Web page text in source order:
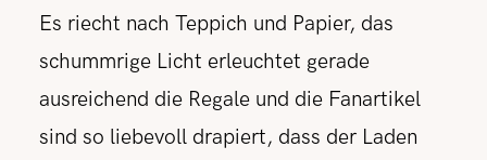
Es riecht nach Teppich und Papier, das
schummrige Licht erleuchtet gerade
ausreichend die Regale und die Fanartikel
sind so liebevoll drapiert, dass der Laden